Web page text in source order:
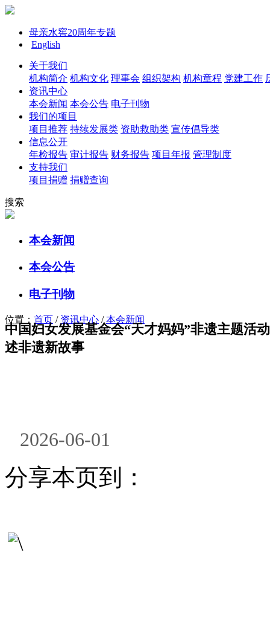
母亲水窖20周年专题
English
关于我们
机构简介 机构文化 理事会 组织架构 机构章程 党建工作
资讯中心
本会新闻 本会公告 电子刊物
我们的项目
项目推荐 持续发展类 资助救助类 宣传倡导类
信息公开
年检报告 审计报告 财务报告 项目年报 管理制度
支持我们
项目捐赠 捐赠查询
搜索
本会新闻
本会公告
电子刊物
位置： 首页 / 资讯中心 /本会新闻
中国妇女发展基金会“天才妈妈”非遗主题活
述非遗新故事
2026-06-01
分享本页到：